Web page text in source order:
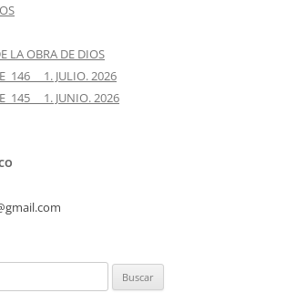
LA OBRA DE DIOS
146 1. JULIO. 2026
145 1. JUNIO. 2026